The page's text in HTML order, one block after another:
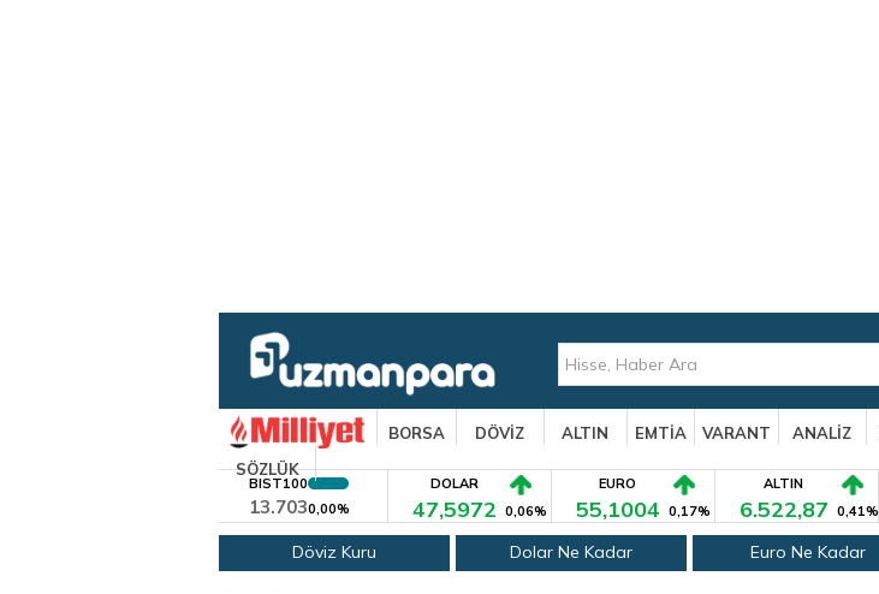
BORSA DÖVİZ ALTIN EMTİA VARANT ANALİZ
SÖZLÜK
BIST100
13.7030,00%
DOLAR
47,5972 0,06%
EURO
55,1004 0,17%
ALTIN
6.522,87 0,41%
Döviz Kuru Dolar Ne Kadar Euro Ne Kadar